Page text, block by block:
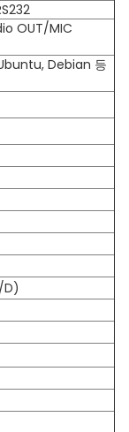
OUT/MIC
Debian 등